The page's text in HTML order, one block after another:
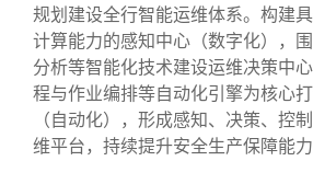
规划建设全行智能运维体系。构建
计算能力的感知中心（数字化），
分析等智能化技术建设运维决策中
程与作业编排等自动化引擎为核心
（自动化），形成感知、决策、控
维平台，持续提升安全生产保障能力